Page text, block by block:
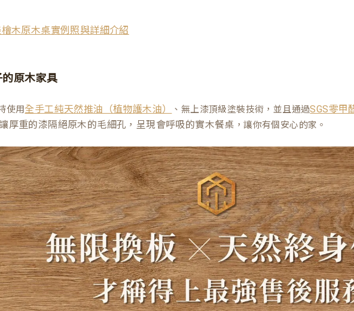
木原木桌實例照與詳細介紹
原木家具
使用全手工純天然推油（植物護木油） 、無上漆頂級塗裝技術，並且通過SGS零甲
厚重的漆隔絕原木的毛細孔，呈現會呼吸的實木餐桌 ，讓你有個安心的家。